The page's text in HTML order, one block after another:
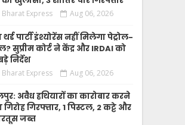
Bharat Express Aug 06, 2026
थर्ड पार्टी इंश्योरेंस नहीं मिलेगा पेट्रोल-
सुप्रीम कोर्ट ने केंद्र और IRDAI को
निर्देश
Bharat Express Aug 06, 2026
अवैध हथियारों का कारोबार करने
गिरोह गिरफ्तार, 1 पिस्टल, 2 कट्टे और
जब्त